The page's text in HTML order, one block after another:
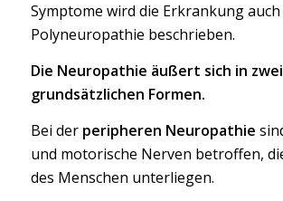
Symptome wird die Erkrankung auch
Polyneuropathie beschrieben.
Die Neuropathie äußert sich in zwei
grundsätzlichen Formen.
Bei der peripheren Neuropathie
und motorische Nerven betroffen,
des Menschen unterliegen.